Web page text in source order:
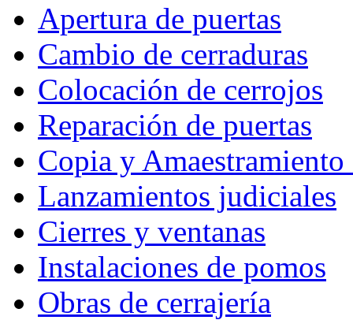
Apertura de puertas
Cambio de cerraduras
Colocación de cerrojos
Reparación de puertas
Copia y Amaestramiento
Lanzamientos judiciales
Cierres y ventanas
Instalaciones de pomos
Obras de cerrajería